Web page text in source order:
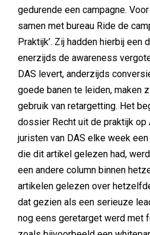
gedurende een campagne.
samen met bureau Ride de
Praktijk’. Zij hadden hierbij een
enerzijds de awareness
DAS levert, anderzijds
goede banen te leiden, maken
gebruik van retargetting. Het
dossier Recht uit de praktijk op
juristen van DAS elke week
die dit artikel gelezen had,
een andere column binnen
artikelen gelezen over
dat gezien als een serieuze
nog eens geretarget werd met